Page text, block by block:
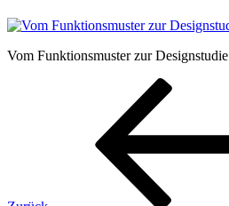
Vom Funktionsmuster zur Designstudie
Beitragsnavigation